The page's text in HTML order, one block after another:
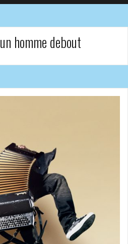
un homme debout